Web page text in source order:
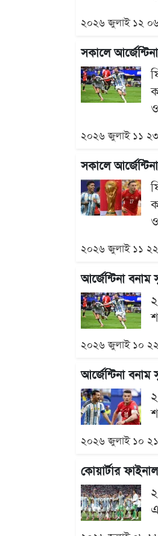
২০২৬ জুলাই ১২
সকালে
২০২৬ জুলাই ১১
সকালে
২০২৬ জুলাই ১১
আর্জেন্টিনা
২০২৬ জুলাই ১০
আর্জেন্টিনা
২০২৬ জুলাই ১০
কোয়ার্টার